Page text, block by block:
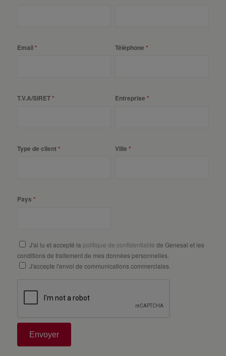
Email Téléphone
T.V.A/SIRET Entreprise
Type de client Ville
Pays
J'ai lu et accepté la politique de confidentialité de Genesal et les
conditions de traitement de mes données personnelles.
J'accepte l'envoi de communications commerciales.
Envoyer